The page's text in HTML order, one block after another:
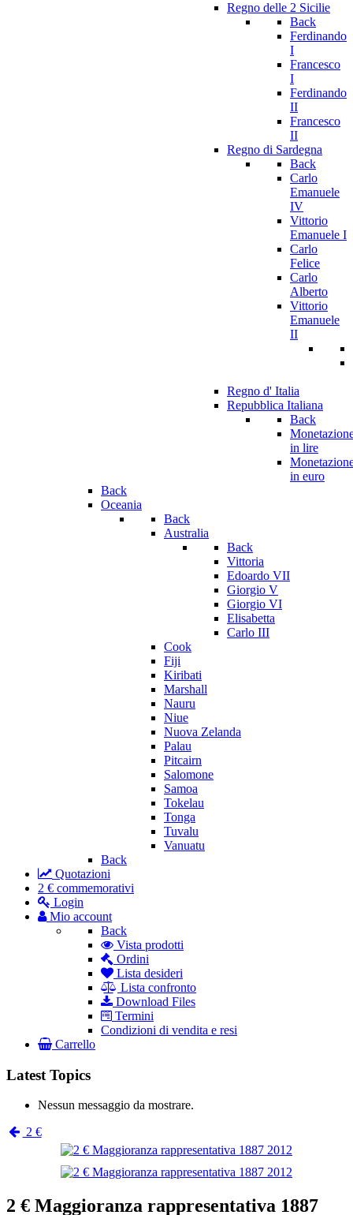
Regno delle 2 Sicilie
Back
Ferdinando
I
Francesco
I
Ferdinando
II
Francesco
II
Regno di Sardegna
Back
Carlo
Emanuele
IV
Vittorio
Emanuele I
Carlo
Felice
Carlo
Alberto
Vittorio
Emanuele
II
Regno d' Italia
Repubblica Italiana
Back
in lire
in euro
Back
Oceania
Back
Australia
Back
Vittoria
Edoardo VII
Giorgio V
Giorgio VI
Elisabetta
Carlo III
Cook
Fiji
Kiribati
Marshall
Nauru
Niue
Nuova Zelanda
Palau
Pitcairn
Salomone
Samoa
Tokelau
Tonga
Tuvalu
Vanuatu
Back
Quotazioni
2 € commemorativi
Login
Mio account
Back
Vista prodotti
Ordini
Lista desideri
Lista confronto
Download Files
Termini
Condizioni di vendita e resi
Carrello
Latest Topics
Nessun messaggio da mostrare.
2 €
2 € Maggioranza rappresentativa 1887